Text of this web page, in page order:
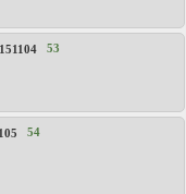
53
54